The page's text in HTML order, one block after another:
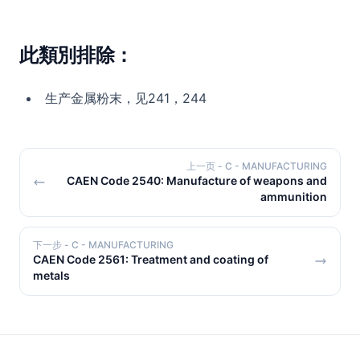
此類別排除：
生产金属粉末，见241，244
上一页 - C - MANUFACTURING
CAEN Code 2540: Manufacture of weapons and
ammunition
下一步 - C - MANUFACTURING
CAEN Code 2561: Treatment and coating of
metals